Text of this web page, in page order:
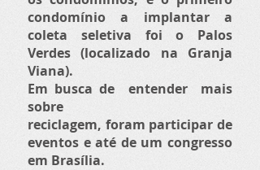
condomínio a implantar a
coleta seletiva foi o Palos
Verdes (localizado na Granja
Viana).
​Em busca de entender mais
sobre
reciclagem, foram participar de
eventos e até de um congresso
em Brasília.